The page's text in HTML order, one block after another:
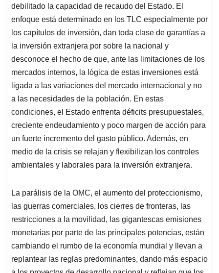
a las necesidades de la población. En estas
condiciones, el Estado enfrenta déficits presupuestales,
creciente endeudamiento y poco margen de acción para
un fuerte incremento del gasto público. Además, en
medio de la crisis se relajan y flexibilizan los controles
ambientales y laborales para la inversión extranjera.
La parálisis de la OMC, el aumento del proteccionismo,
las guerras comerciales, los cierres de fronteras, las
restricciones a la movilidad, las gigantescas emisiones
monetarias por parte de las principales potencias, están
cambiando el rumbo de la economía mundial y llevan a
replantear las reglas predominantes, dando más espacio
TLC no pudieron conducir a los países en desarrollo por
una senda de crecimiento y equidad.
Anuncios.